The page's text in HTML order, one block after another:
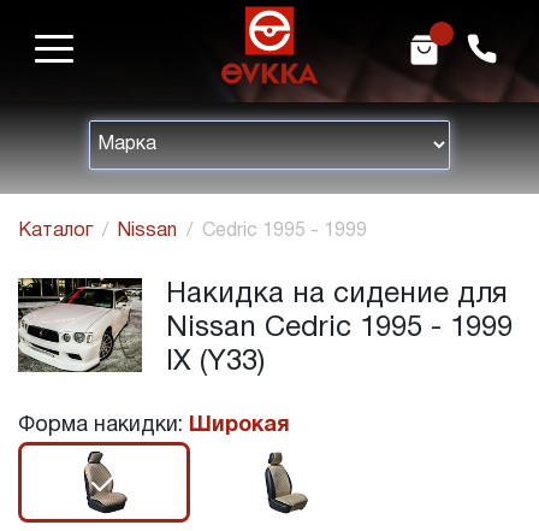
h m
Каталог Nissan Cedric 1995 - 1999
Накидка на сидение для
Nissan Cedric 1995 - 1999
IX (Y33)
Форма накидки: Широкая
r